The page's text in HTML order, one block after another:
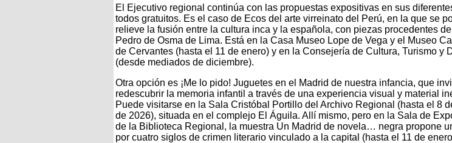
El Ejecutivo regional continúa con las propuestas expositivas en sus
todos gratuitos. Es el caso de Ecos del arte virreinato del Perú, en la que se
relieve la fusión entre la cultura inca y la española, con piezas procedentes
Pedro de Osma de Lima. Está en la Casa Museo Lope de Vega y el Museo
de Cervantes (hasta el 11 de enero) y en la Consejería de Cultura, Turismo y
(desde mediados de diciembre).
Otra opción es ¡Me lo pido! Juguetes en el Madrid de nuestra infancia, que
redescubrir la memoria infantil a través de una experiencia visual y material
Puede visitarse en la Sala Cristóbal Portillo del Archivo Regional (hasta el 8
de 2026), situada en el complejo El Águila. Allí mismo, pero en la Sala de
de la Biblioteca Regional, la muestra Un Madrid de novela… negra propone
por cuatro siglos de crimen literario vinculado a la capital (hasta el 11 de